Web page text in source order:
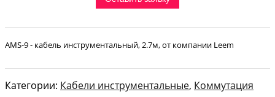
AMS-9 - кабель инструментальный, 2.7м, от компании Leem
Категории: Кабели инструментальные, Коммутация